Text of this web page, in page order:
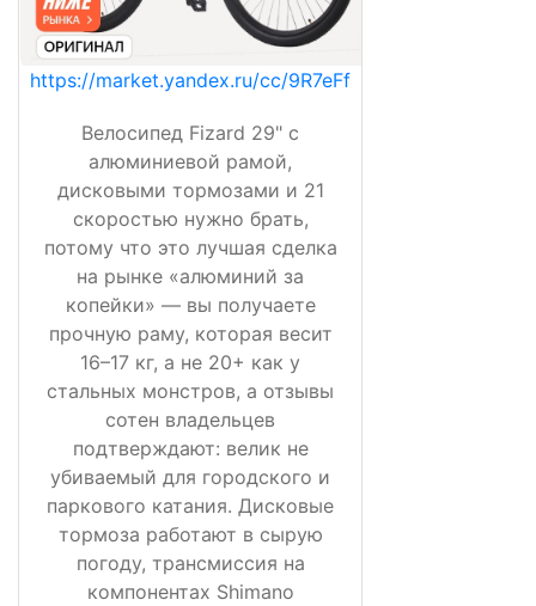
https://market.yandex.ru/cc/9R7eFf
Велосипед Fizard 29" с
алюминиевой рамой,
дисковыми тормозами и 21
скоростью нужно брать,
потому что это лучшая сделка
на рынке «алюминий за
копейки» — вы получаете
прочную раму, которая весит
16–17 кг, а не 20+ как у
стальных монстров, а отзывы
сотен владельцев
подтверждают: велик не
убиваемый для городского и
паркового катания. Дисковые
тормоза работают в сырую
погоду, трансмиссия на
компонентах Shimano